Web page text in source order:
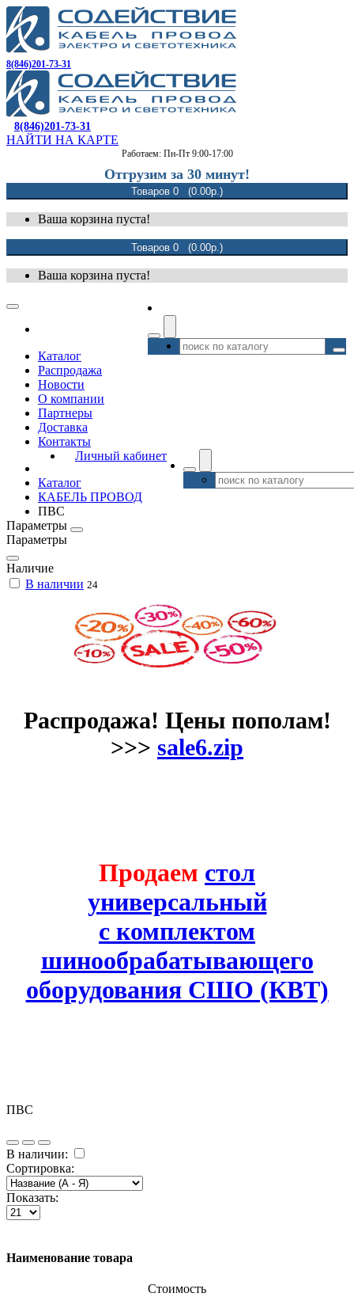
8(846)201-73-31
8(846)201-73-31
НАЙТИ НА КАРТЕ
Работаем: Пн-Пт 9:00-17:00
Отгрузим за 30 минут!
Товаров 0 (0.00р.)
Ваша корзина пуста!
Товаров 0 (0.00р.)
Ваша корзина пуста!
Каталог
Распродажа
Новости
О компании
Партнеры
Доставка
Контакты
Личный кабинет
Каталог
КАБЕЛЬ ПРОВОД
ПВС
Параметры
Параметры
Наличие
В наличии 24
Распродажа! Цены пополам!
>>> sale6.zip
Продаем стол
универсальный
с комплектом
шинообрабатывающего
оборудования СШО (КВТ)
ПВС
В наличии:
Сортировка:
Показать:
Наименование товара
Стоимость